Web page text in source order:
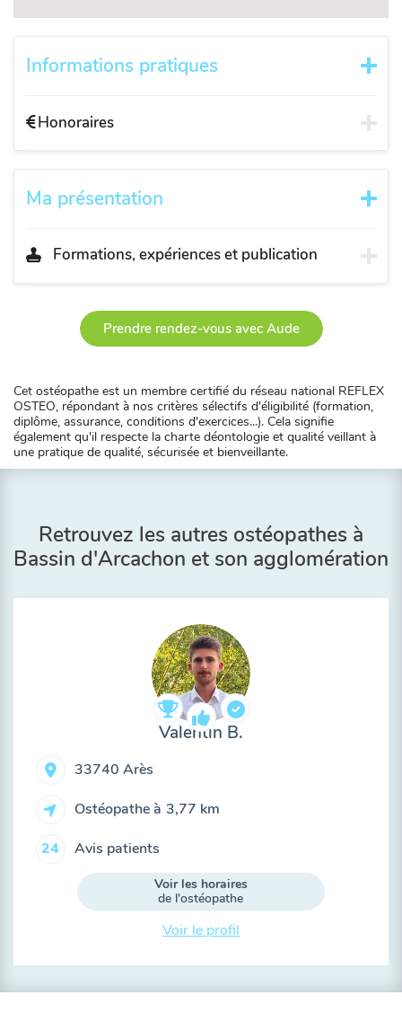
Informations pratiques
Honoraires
Ma présentation
Formations, expériences et publication
Prendre rendez-vous avec Aude
Cet ostéopathe est un membre certifié du réseau national REFLEX
OSTEO, répondant à nos critères sélectifs d'éligibilité (formation,
diplôme, assurance, conditions d'exercices...). Cela signifie
également qu'il respecte la charte déontologie et qualité veillant à
une pratique de qualité, sécurisée et bienveillante.
Retrouvez les autres ostéopathes à
Bassin d'Arcachon et son agglomération
Valentin B.
33740 Arès
Ostéopathe à 3,77 km
24 Avis patients
Voir les horaires
de l'ostéopathe
Voir le profil